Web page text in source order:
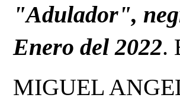
"Adulador",
Enero del 2022.
MIGUEL